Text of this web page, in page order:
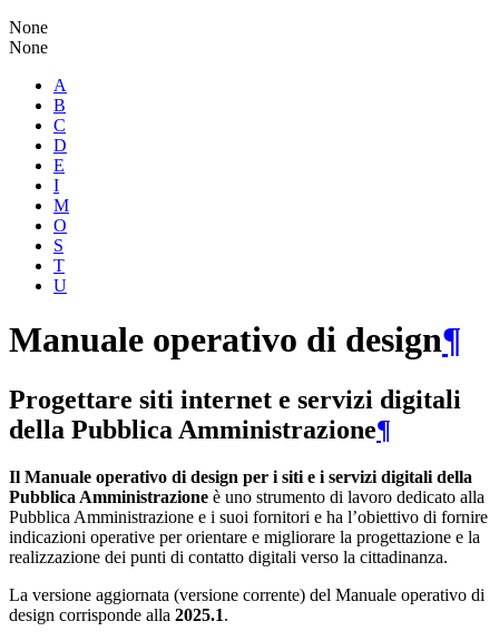
None
None
A
B
C
D
E
I
M
O
S
T
U
Manuale operativo di design¶
Progettare siti internet e servizi digitali
della Pubblica Amministrazione¶
Il Manuale operativo di design per i siti e i servizi digitali della
Pubblica Amministrazione è uno strumento di lavoro dedicato alla
Pubblica Amministrazione e i suoi fornitori e ha l’obiettivo di fornire
indicazioni operative per orientare e migliorare la progettazione e la
realizzazione dei punti di contatto digitali verso la cittadinanza.
La versione aggiornata (versione corrente) del Manuale operativo di
design corrisponde alla 2025.1.